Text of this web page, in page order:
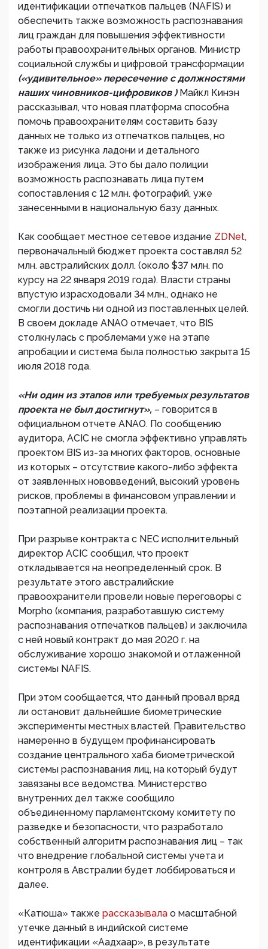
идентификации отпечатков пальцев (NAFIS) и
обеспечить также возможность распознавания
лиц граждан для повышения эффективности
работы правоохранительных органов. Министр
социальной службы и цифровой трансформации
(«удивительное» пересечение с должностями
наших чиновников-цифровиков ) Майкл Кинэн
рассказывал, что новая платформа способна
помочь правоохранителям составить базу
данных не только из отпечатков пальцев, но
также из рисунка ладони и детального
изображения лица. Это бы дало полиции
возможность распознавать лица путем
сопоставления с 12 млн. фотографий, уже
занесенными в национальную базу данных.
Как сообщает местное сетевое издание ZDNet,
первоначальный бюджет проекта составлял 52
млн. австралийских долл. (около $37 млн. по
курсу на 22 января 2019 года). Власти страны
впустую израсходовали 34 млн., однако не
смогли достичь ни одной из поставленных целей.
В своем докладе ANAO отмечает, что BIS
столкнулась с проблемами уже на этапе
апробации и система была полностью закрыта 15
июля 2018 года.
«Ни один из этапов или требуемых результатов
проекта не был достигнут», – говорится в
официальном отчете ANAO. По сообщению
аудитора, ACIC не смогла эффективно управлять
проектом BIS из-за многих факторов, основные
из которых – отсутствие какого-либо эффекта
от заявленных нововведений, высокий уровень
рисков, проблемы в финансовом управлении и
поэтапной реализации проекта.
При разрыве контракта с NEC исполнительный
директор ACIC сообщил, что проект
откладывается на неопределенный срок. В
результате этого австралийские
правоохранители провели новые переговоры с
Morpho (компания, разработавшую систему
распознавания отпечатков пальцев) и заключила
с ней новый контракт до мая 2020 г. на
обслуживание хорошо знакомой и отлаженной
системы NAFIS.
При этом сообщается, что данный провал вряд
ли остановит дальнейшие биометрические
эксперименты местных властей. Правительство
намеренно в будущем профинансировать
создание центрального хаба биометрической
системы распознавания лиц, на который будут
завязаны все ведомства. Министерство
внутренних дел также сообщило
объединенному парламентскому комитету по
разведке и безопасности, что разработало
собственный алгоритм распознавания лиц – так
что внедрение глобальной системы учета и
контроля в Австралии будет лоббироваться и
далее.
«Катюша» также рассказывала о масштабной
утечке данный в индийской системе
идентификации «Аадхаар», в результате